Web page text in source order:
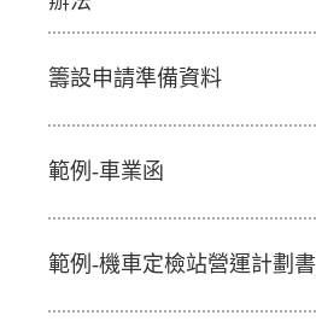
籌設申請準備資料
範例-車業函
範例-機車定檢站營運計劃書